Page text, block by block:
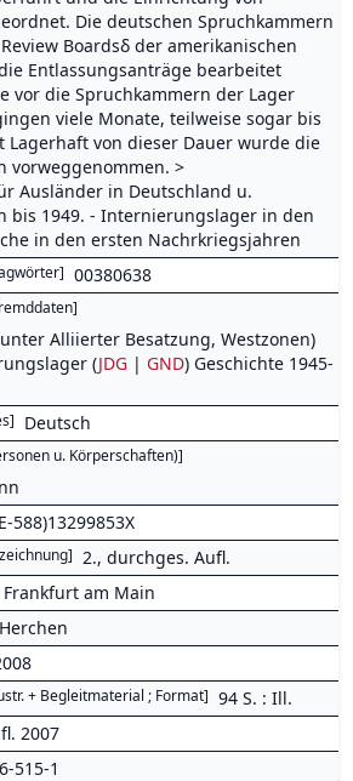
Die deutschen Spruchkammern
Boardsδ der amerikanischen
Entlassungsanträge bearbeitet
vor die Spruchkammern der Lager
viele Monate, teilweise sogar bis
Lagerhaft von dieser Dauer wurde die
vorweggenommen. >
Ausländer in Deutschland u.
bis 1949. - Internierungslager in den
in den ersten Nachrkriegsjahren
] 00380638
]
Alliierter Besatzung, Westzonen)
(JDG | GND) Geschichte 1945-
] Deutsch
u. Körperschaften)]
588)13299853X
] 2., durchges. Aufl.
Frankfurt am Main
+ Begleitmaterial ; Format] 94 S. : Ill.
2007
515-1